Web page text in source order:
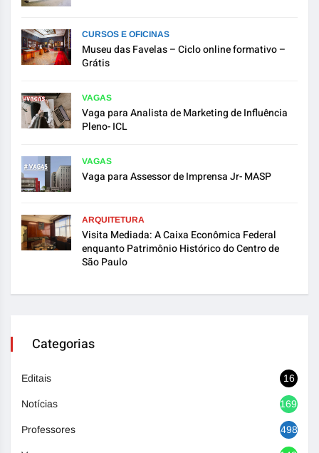
CURSOS E OFICINAS
Museu das Favelas – Ciclo online formativo –
Grátis
VAGAS
Vaga para Analista de Marketing de Influência
Pleno- ICL
VAGAS
Vaga para Assessor de Imprensa Jr- MASP
ARQUITETURA
Visita Mediada: A Caixa Econômica Federal
enquanto Patrimônio Histórico do Centro de
São Paulo
Categorias
Editais 16
Notícias 1692
Professores 498